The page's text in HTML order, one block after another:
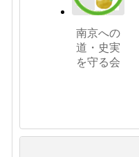
南京への
道・史実
を守る会